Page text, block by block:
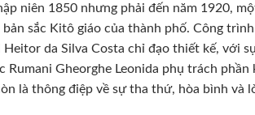
niên 1850 nhưng phải đến năm 1920,
sắc Kitô giáo của thành phố. Công
da Silva Costa chỉ đạo thiết kế, với
Rumani Gheorghe Leonida phụ trách
là thông điệp về sự tha thứ, hòa bình và